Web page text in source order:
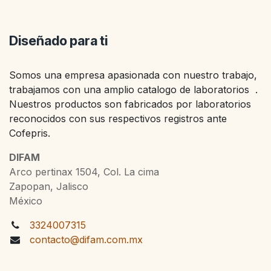
Diseñado para ti
Somos una empresa apasionada con nuestro trabajo,
trabajamos con una amplio catalogo de laboratorios .
Nuestros productos son fabricados por laboratorios
reconocidos con sus respectivos registros ante
Cofepris.
DIFAM
Arco pertinax 1504, Col. La cima
Zapopan, Jalisco
México
3324007315
contacto@difam.com.mx